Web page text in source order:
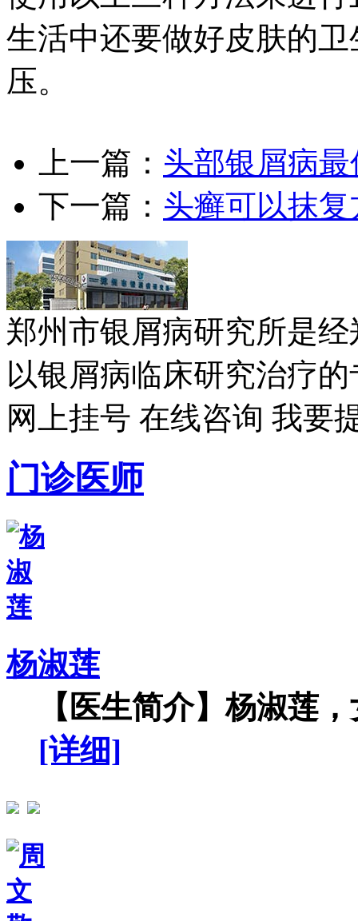
生活中还要做好皮肤的
压。
上一篇： 头部银屑病
下一篇： 头癣可以抹
郑州市银屑病研究所是
以银屑病临床研究治疗
网上挂号 在线咨询 我要
门诊医师
杨淑莲
【医生简介】杨淑莲
[详细]